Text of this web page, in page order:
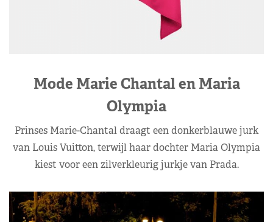
Mode Marie Chantal en Maria
Olympia
Prinses Marie-Chantal draagt een donkerblauwe jurk
van Louis Vuitton, terwijl haar dochter Maria Olympia
kiest voor een zilverkleurig jurkje van Prada.